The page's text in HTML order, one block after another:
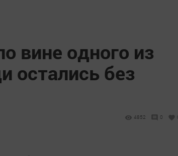
вине одного из
остались без
4852 0